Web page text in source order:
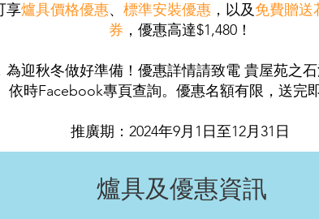
享爐具價格優惠、 標準安裝優惠 ，以及免費贈送
券 ，優惠高達$1,480！
為迎秋冬做好準備！優惠詳情請致電 貴屋苑之
依時Facebook專頁查詢。優惠名額有限，送完
推廣期：2024年9月1日至12月31日
​爐具及優惠資訊